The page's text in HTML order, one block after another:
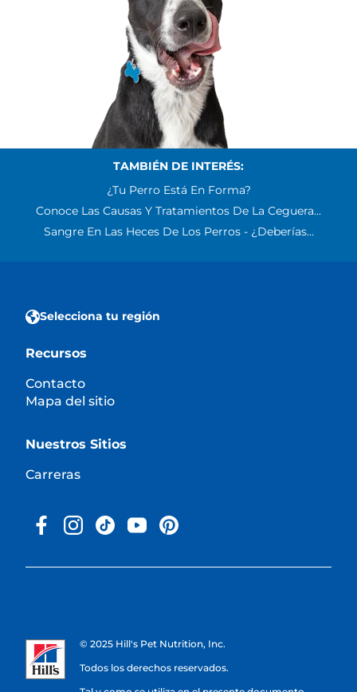
TAMBIÉN DE INTERÉS:
¿Tu Perro Está En Forma?
Conoce Las Causas Y Tratamientos De La Ceguera...
Sangre En Las Heces De Los Perros - ¿Deberías...
Selecciona tu región
Recursos
Contacto
Mapa del sitio
Nuestros Sitios
Carreras
© 2025 Hill's Pet Nutrition, Inc.
Todos los derechos reservados.